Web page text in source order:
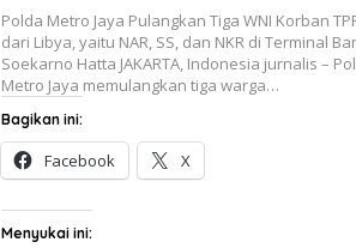
Polda Metro Jaya Pulangkan Tiga WNI Korban
dari Libya, yaitu NAR, SS, dan NKR di Terminal
Soekarno Hatta JAKARTA, Indonesia jurnalis –
Metro Jaya memulangkan tiga warga…
Bagikan ini:
Facebook X
Menyukai ini: